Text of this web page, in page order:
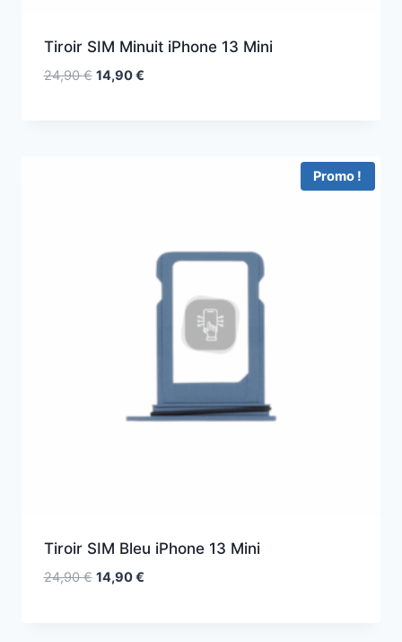
Tiroir SIM Minuit iPhone 13 Mini
24,90€ 14,90€
Promo !
Tiroir SIM Bleu iPhone 13 Mini
24,90€ 14,90€